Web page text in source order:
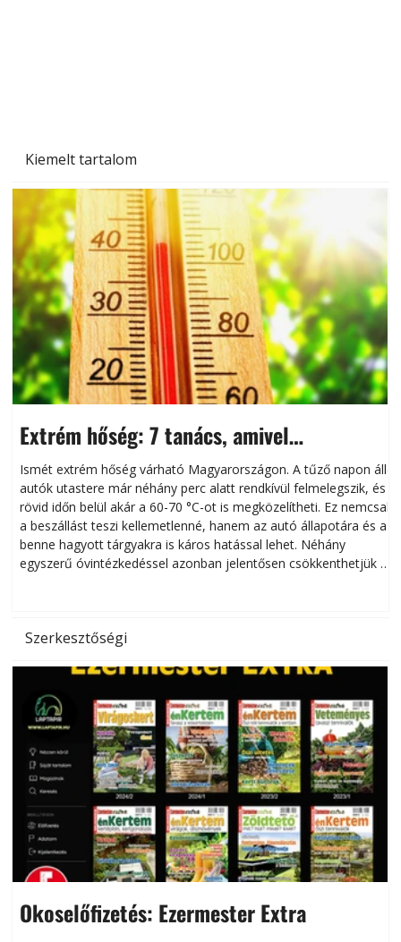
Kiemelt tartalom
Extrém hőség: 7 tanács, amivel
megóvhatjuk autónkat a nyári károktól
Ismét extrém hőség várható Magyarországon. A tűző napon álló
autók utastere már néhány perc alatt rendkívül felmelegszik, és
rövid időn belül akár a 60-70 °C-ot is megközelítheti. Ez nemcsak
a beszállást teszi kellemetlenné, hanem az autó állapotára és a
benne hagyott tárgyakra is káros hatással lehet. Néhány
egyszerű óvintézkedéssel azonban jelentősen csökkenthetjük a
Szerkesztőségi
Okoselőfizetés: Ezermester Extra